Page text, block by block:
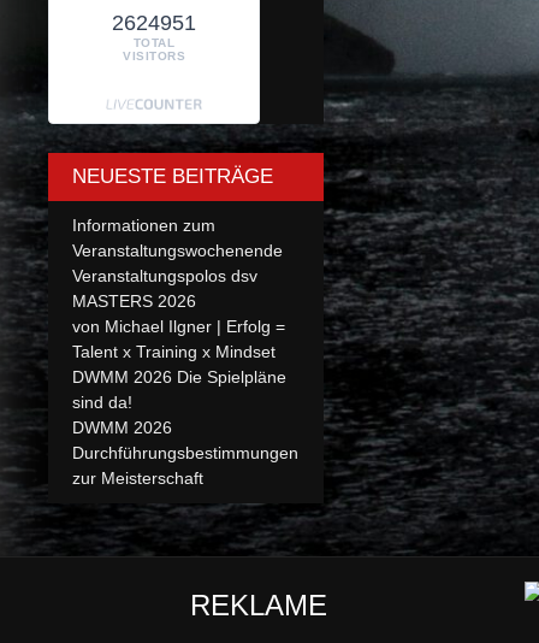
2624951
TOTAL
VISITORS
NEUESTE BEITRÄGE
Informationen zum
Veranstaltungswochenende
Veranstaltungspolos dsv
MASTERS 2026
von Michael Ilgner | Erfolg =
Talent x Training x Mindset
DWMM 2026 Die Spielpläne
sind da!
DWMM 2026
Durchführungsbestimmungen
zur Meisterschaft
REKLAME